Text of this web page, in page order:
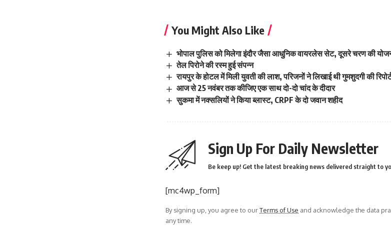
You Might Also Like
भोपाल पुलिस को मिलेगा इंदौर जैसा आधुनिक वायरलेस सेट, दूसरे चरण की
तेल पिरोने की रस्म हुई संपन्न
रायपुर के होटल में मिली युवती की लाश, परिजनों ने लिखाई थी गुमशुदगी की
आज से 25 नवंबर तक कीजिए एक साथ दो-दो चांद के दीदार
सुकमा में नक्‍सलियों ने किया ब्‍लास्‍ट, CRPF के दो जवान शहीद
Sign Up For Daily Newsletter
Be keep up! Get the latest breaking news delivered straight to
[mc4wp_form]
By signing up, you agree to ourTerms of Use and acknowledge the data
any time.